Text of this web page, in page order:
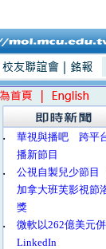
‧
華視與播吧 跨平
播新節目
‧
公視自製兒少節
加拿大班芙影視節
獎
‧
微軟以262億美元
LinkedIn